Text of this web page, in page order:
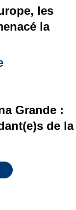
les
la
Grande :
de la